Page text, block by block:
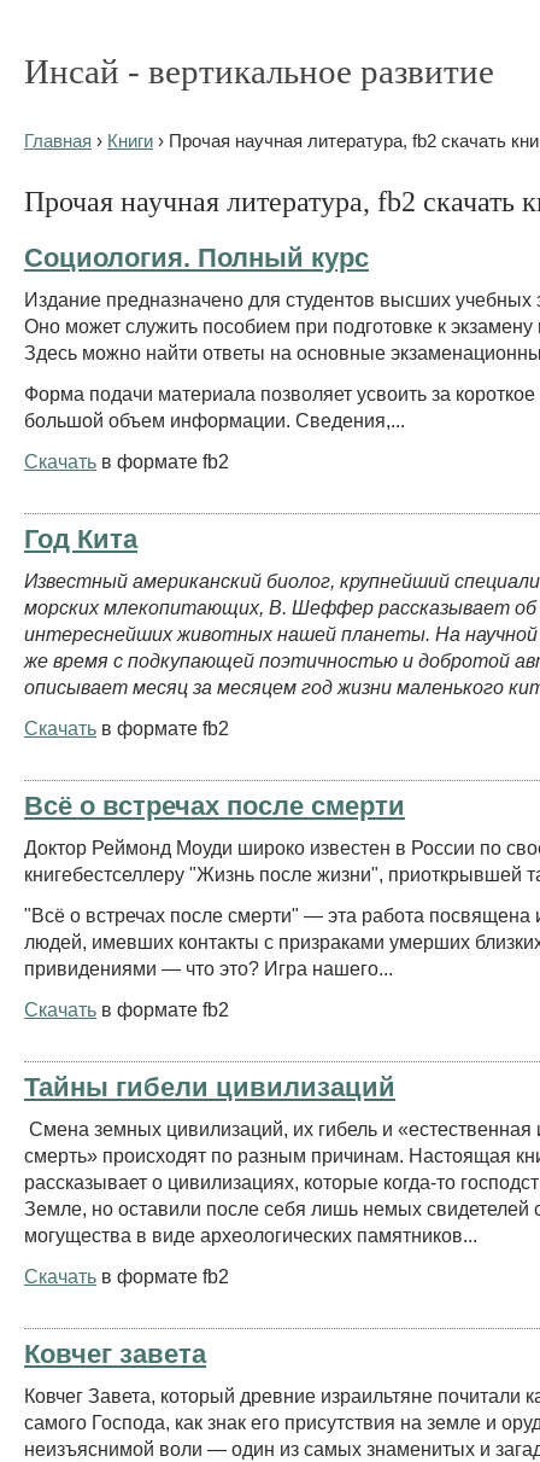
Инсай - вертикальное развитие
Главная › Книги › Прочая научная литература, fb2 скачать
Прочая научная литература, fb2 скачать
Социология. Полный курс
Издание предназначено для студентов высших учебных
Оно может служить пособием при подготовке к экзамену
Здесь можно найти ответы на основные
Форма подачи материала позволяет усвоить за
большой объем информации. Сведения,...
Скачать в формате fb2
Год Кита
Известный американский биолог, крупнейший
морских млекопитающих, В. Шеффер рассказывает об
интереснейших животных нашей планеты. На научной
же время с подкупающей поэтичностью и добротой
описывает месяц за месяцем год жизни маленького
Скачать в формате fb2
Всё о встречах после смерти
Доктор Реймонд Моуди широко известен в России по
книгебестселлеру "Жизнь после жизни", приоткрывшей
"Всё о встречах после смерти" — эта работа посвящена
людей, имевших контакты с призраками умерших
привидениями — что это? Игра нашего...
Скачать в формате fb2
Тайны гибели цивилизаций
Смена земных цивилизаций, их гибель и «естественная
смерть» происходят по разным причинам. Настоящая
рассказывает о цивилизациях, которые когда-то
Земле, но оставили после себя лишь немых свидетелей
могущества в виде археологических памятников...
Скачать в формате fb2
Ковчег завета
Ковчег Завета, который древние израильтяне почитали
самого Господа, как знак его присутствия на земле и
неизъяснимой воли — один из самых знаменитых и